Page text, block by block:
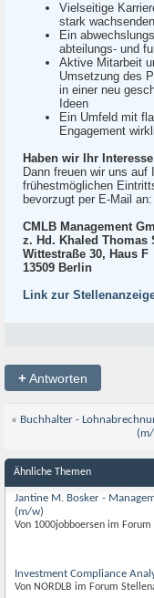
Vielseitige
stark
Ein
abteilungs- und
Aktive Mitarbeit
Umsetzung des
in einer neu
Ideen
Ein Umfeld mit
Engagement
Haben wir Ihr
Dann freuen wir uns
frühestmöglichen
bevorzugt per E-Mail an:
CMLB Management
z. Hd. Khaled Thomas
Wittestraße 30, Haus F
13509 Berlin
Link zur
+Antworten
« Buchhalter -
Ähnliche Themen
Jantine M. Bosker -
(m/w)
Von 1000jobboersen im
Investment Compliance
Von NORDLB im Forum